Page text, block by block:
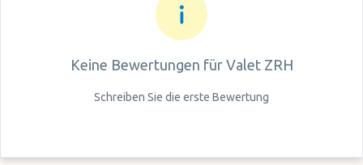
Keine Bewertungen für Valet ZRH
Schreiben Sie die erste Bewertung